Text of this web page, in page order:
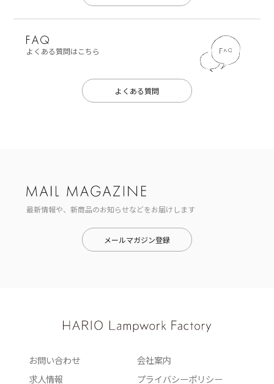
よくある質問はこちら
よくある質問
最新情報や、新商品のお知らせなどをお届けします
メールマガジン登録
お問い合わせ
会社案内
求人情報
プライバシーポリシー